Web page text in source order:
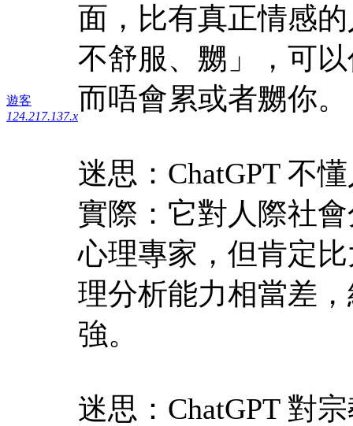
遊客
124.217.137.x
面，比有真正情感
不舒服、嬲」，可
而唔會累或者嬲你。
迷思：ChatGPT 不
實際：它對人際社
心理專家，但肯定
理分析能力相當差
強。
迷思：ChatGPT 對